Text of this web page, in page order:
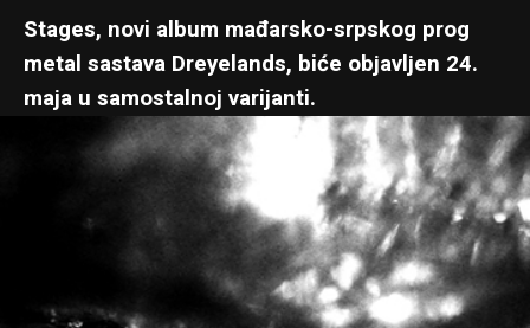
Stages, novi album mađarsko-srpskog prog
metal sastava Dreyelands, biće objavljen 24.
maja u samostalnoj varijanti.